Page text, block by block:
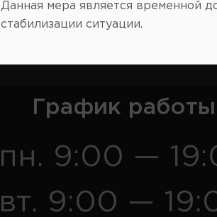
График
пн. 9:00 —
вт. 9:00 —
Данная мера является временной
стабилизации ситуации.